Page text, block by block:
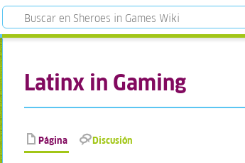
Latinx in Gaming
Página Discusión